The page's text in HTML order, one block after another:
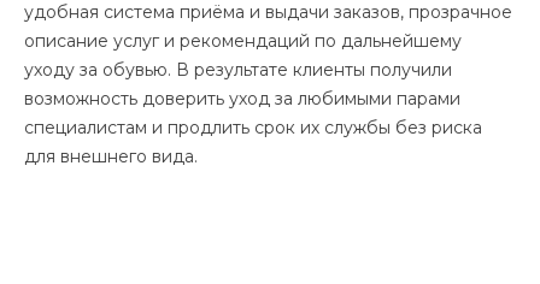
удобная система приёма и выдачи заказов, прозрачное
описание услуг и рекомендаций по дальнейшему
уходу за обувью. В результате клиенты получили
возможность доверить уход за любимыми парами
специалистам и продлить срок их службы без риска
для внешнего вида.